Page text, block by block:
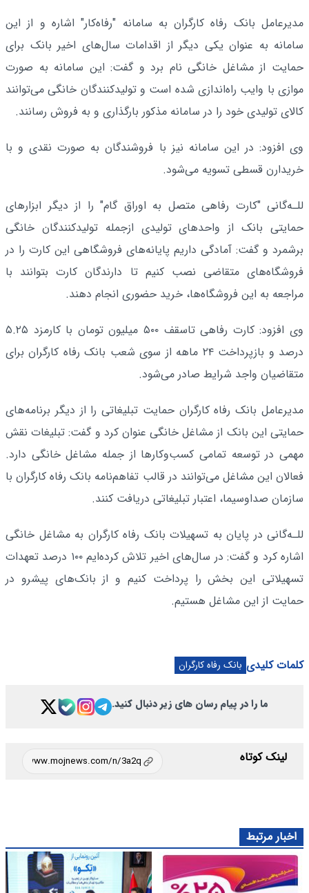
مدیرعامل بانک رفاه کارگران به سامانه "رفاه‌کار" اشاره و از این
سامانه به عنوان یکی دیگر از اقدامات سال‌های اخیر بانک برای
حمایت از مشاغل خانگی نام برد و گفت: این سامانه به صورت
موازی با وایب راه‌اندازی شده است و تولیدکنندگان خانگی می‌توانند
کالای تولیدی خود را در سامانه مذکور بارگذاری و به فروش رسانند.
وی افزود: در این سامانه نیز با فروشندگان به صورت نقدی و با
خریدارن قسطی تسویه می‌شود.
للـه‌گانی "کارت رفاهی متصل به اوراق گام" را از دیگر ابزارهای
حمایتی بانک از واحدهای تولیدی ازجمله تولیدکنندگان خانگی
برشمرد و گفت: آمادگی داریم پایانه‌های فروشگاهی این کارت را در
فروشگاه‌های متقاضی نصب کنیم تا دارندگان کارت بتوانند با
مراجعه به این فروشگاه‌ها، خرید حضوری انجام دهند.
وی افزود: کارت رفاهی تاسقف ۵۰۰ میلیون تومان با کارمزد ۵.۲۵
درصد و بازپرداخت ۲۴ ماهه از سوی شعب بانک رفاه کارگران برای
متقاضیان واجد شرایط صادر می‌شود.
مدیرعامل بانک رفاه کارگران حمایت تبلیغاتی را از دیگر برنامه‌های
حمایتی این بانک از مشاغل خانگی عنوان کرد و گفت: تبلیغات نقش
مهمی در توسعه تمامی کسب‌وکارها از جمله مشاغل خانگی دارد.
فعالان این مشاغل می‌توانند در قالب تفاهم‌نامه بانک رفاه کارگران با
سازمان صداوسیما، اعتبار تبلیغاتی دریافت کنند.
للـه‌گانی در پایان به تسهیلات بانک رفاه کارگران به مشاغل خانگی
اشاره کرد و گفت: در سال‌های اخیر تلاش کرده‌ایم ۱۰۰ درصد تعهدات
تسهیلاتی این بخش را پرداخت کنیم و از بانک‌های پیشرو در
حمایت از این مشاغل هستیم.
کلمات کلیدی بانک رفاه کارگران
ما را در پیام رسان های زیر دنبال کنید.
لینک کوتاه
اخبار مرتبط